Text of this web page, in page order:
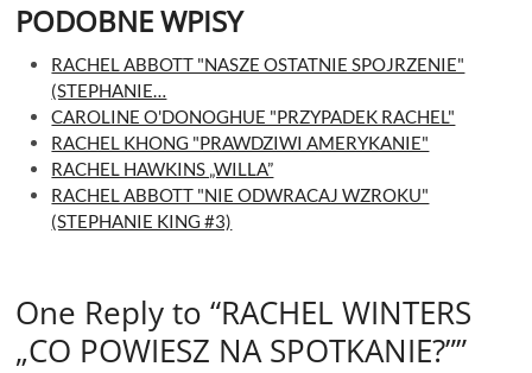
PODOBNE WPISY
RACHEL ABBOTT "NASZE OSTATNIE SPOJRZENIE"
(STEPHANIE…
CAROLINE O'DONOGHUE "PRZYPADEK RACHEL"
RACHEL KHONG "PRAWDZIWI AMERYKANIE"
RACHEL HAWKINS „WILLA”
RACHEL ABBOTT "NIE ODWRACAJ WZROKU"
(STEPHANIE KING #3)
One Reply to “RACHEL WINTERS
„CO POWIESZ NA SPOTKANIE?””